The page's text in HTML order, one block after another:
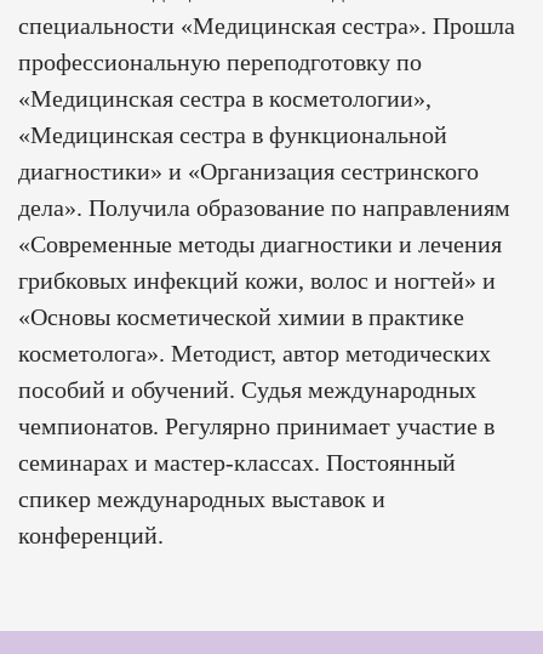
специальности «Медицинская сестра». Прошла
профессиональную переподготовку по
«Медицинская сестра в косметологии»,
«Медицинская сестра в функциональной
диагностики» и «Организация сестринского
дела». Получила образование по направлениям
«Современные методы диагностики и лечения
грибковых инфекций кожи, волос и ногтей» и
«Основы косметической химии в практике
косметолога». Методист, автор методических
пособий и обучений. Судья международных
чемпионатов. Регулярно принимает участие в
семинарах и мастер-классах. Постоянный
спикер международных выставок и
конференций.